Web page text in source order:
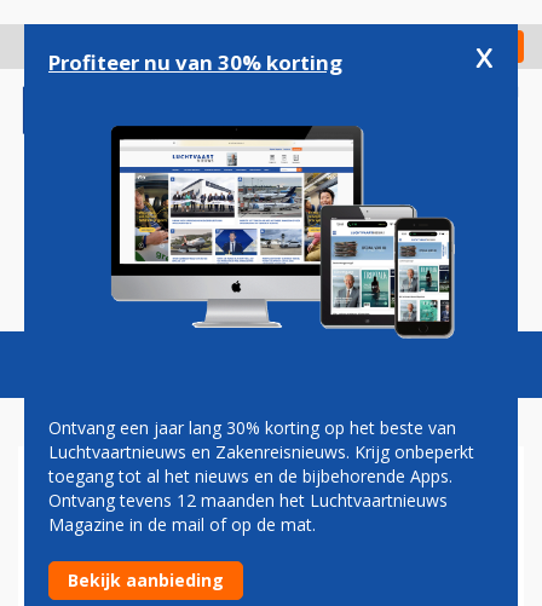
gaan
Check in
Magazine Podcasts Vacatures
EX-KLM-TOPMAN GEVRAAGD
OM ORDE OP ZAKEN TE
STELLEN BIJ AJAX
Profiteer nu van 30% korting x
Ontvang een jaar lang 30% korting op het beste van
Luchtvaartnieuws en Zakenreisnieuws. Krijg onbeperkt
toegang tot al het nieuws en de bijbehorende Apps.
Ontvang tevens 12 maanden het Luchtvaartnieuws
Magazine in de mail of op de mat.
Bekijk aanbieding